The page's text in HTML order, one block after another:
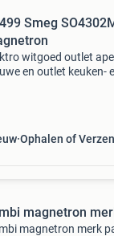
Smeg
witgoed outlet
en outlet keuken-
Ophalen of
magnetron
magnetron merk